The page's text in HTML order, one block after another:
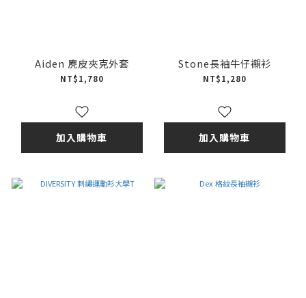
Aiden 麂皮夾克外套
NT$1,780
加入購物車
Stone長袖牛仔襯衫
NT$1,280
加入購物車